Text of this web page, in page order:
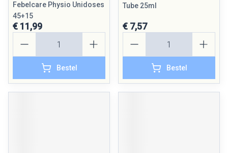
Febelcare Physio Unidoses
45+15
€ 11,99
Bestel
Tube 25ml
€ 7,57
Bestel